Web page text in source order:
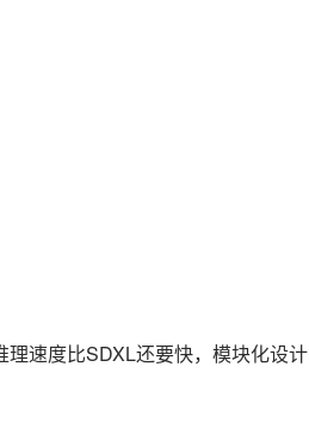
速度比SDXL还要快，模块化设